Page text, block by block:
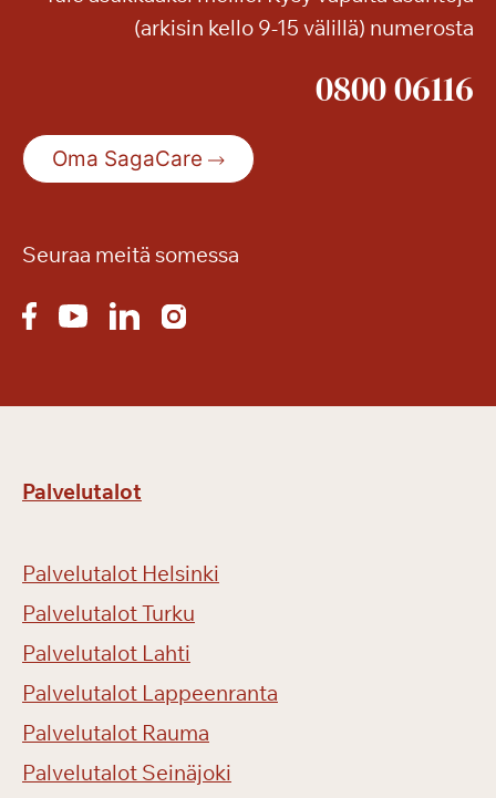
(arkisin kello 9-15 välillä) numerosta
0800 06116
Oma SagaCare
Seuraa meitä somessa
Palvelutalot
Palvelutalot Helsinki
Palvelutalot Turku
Palvelutalot Lahti
Palvelutalot Lappeenranta
Palvelutalot Rauma
Palvelutalot Seinäjoki